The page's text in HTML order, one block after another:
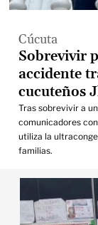
Cúcuta
Sobrevivir
accidente
cucuteños
Tras sobrevivir a
comunicadores
utiliza la
familias.